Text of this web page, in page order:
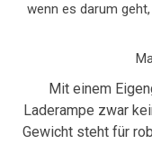
wenn es darum
Mit einem
Laderampe zwar
Gewicht steht für